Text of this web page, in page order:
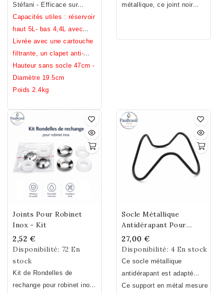
Stéfani - Efficace sur
métaux lourds, pesticides,
chlore, bacteries ... (voir
analyses)
Capacités utiles : réservoir
haut 5L- bas 4,4L avec
clapet, 5L sans.
Livrée avec une cartouche
filtrante, un clapet anti-
débordement, un robinet
inox, un joint noir
antidérapant.
Hauteur sans socle 47cm -
Diamètre 19.5cm
Poids 2.4kg
inférieur de votre fontaine
attention au diamètre
métallique, ce joint noir
(conductivité électrique,
Joints Pour Robinet
Inox - Kit
2,52 €
Disponibilité: 72 En
stock
Kit de Rondelles de
rechange pour robinet inox :
Socle Métallique
Antidérapant Pour
Filtre À Eau PAUBRASIL
Terre Cuite
27,00 €
Disponibilité: 4 En stock
Ce socle métallique
antidérapant est adapté
pour recevoir les fontaines
Ce support en métal mesure